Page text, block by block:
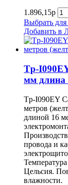
1.896,15р
Выбрать для
Добавить в
Tp-
мм длина
Tp-I090EY
метров
длиной 16
провода и
Цельсия.
влажности.